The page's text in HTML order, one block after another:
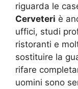
riguarda le
Cerveteri è
uffici, studi
ristoranti e
sostituire la
rifare
uomini sono